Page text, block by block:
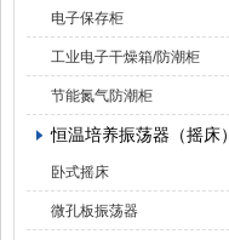
电子保存柜
工业电子干燥箱/防潮柜
节能氮气防潮柜
恒温培养振荡器（摇床）
卧式摇床
微孔板振荡器